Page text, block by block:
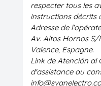
respecter tous les
instructions décrits
Adresse de
Av. Altos Hornos S/
Valence, Espagne.
Link de Atención al
d'assistance au